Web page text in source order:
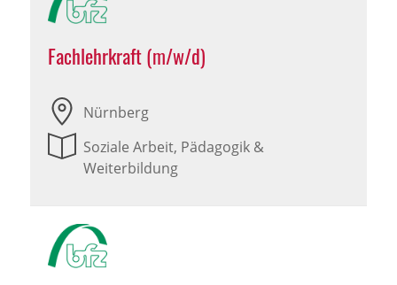
Fachlehrkraft (m/w/d)
Nürnberg
Soziale Arbeit, Pädagogik &
Weiterbildung